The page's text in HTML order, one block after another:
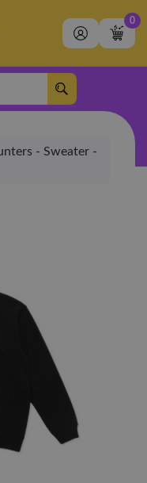
0
- Sweater -